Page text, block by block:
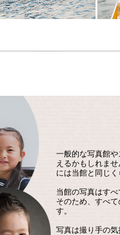
一般的な写真館
えるかもしれま
には当館と同じ
当館の写真はすべ
そのため、すべ
す。
写真は撮り手の